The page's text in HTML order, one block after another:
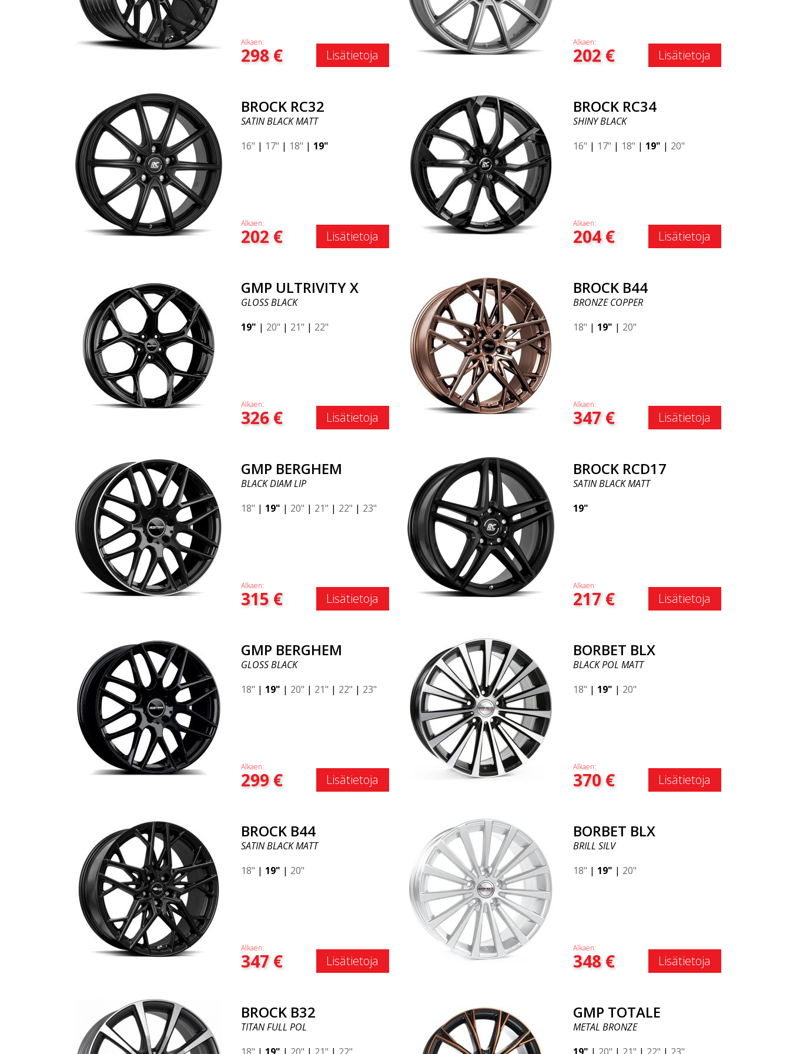
Alkaen:
298€ Lisätietoja
Alkaen:
202€ Lisätietoja
BROCK RC32
SATIN BLACK MATT
16" | 17" | 18" | 19"
Alkaen:
202€ Lisätietoja
BROCK RC34
SHINY BLACK
16" | 17" | 18" | 19" | 20"
Alkaen:
204€ Lisätietoja
GMP ULTRIVITY X
GLOSS BLACK
19" | 20" | 21" | 22"
Alkaen:
326€ Lisätietoja
BROCK B44
BRONZE COPPER
18" | 19" | 20"
Alkaen:
347€ Lisätietoja
GMP BERGHEM
BLACK DIAM LIP
18" | 19" | 20" | 21" | 22" | 23"
Alkaen:
315€ Lisätietoja
BROCK RCD17
SATIN BLACK MATT
19"
Alkaen:
217€ Lisätietoja
GMP BERGHEM
GLOSS BLACK
18" | 19" | 20" | 21" | 22" | 23"
Alkaen:
299€ Lisätietoja
BORBET BLX
BLACK POL MATT
18" | 19" | 20"
Alkaen:
370€ Lisätietoja
BROCK B44
SATIN BLACK MATT
18" | 19" | 20"
Alkaen:
347€ Lisätietoja
BORBET BLX
BRILL SILV
18" | 19" | 20"
Alkaen:
348€ Lisätietoja
BROCK B32
TITAN FULL POL
GMP TOTALE
METAL BRONZE